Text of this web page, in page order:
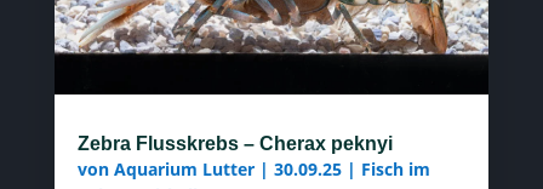
Zebra Flusskrebs – Cherax peknyi
von Aquarium Lutter| 30.09.25| Fisch im